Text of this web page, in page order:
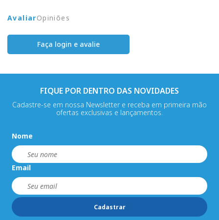
AvaliarOpiniões
Faça login e avalie
FIQUE POR DENTRO DAS NOVIDADES
Cadastre-se em nossa Newsletter e receba em primeira mão
ofertas exclusivas e lançamentos.
Nome
Email
Cadastrar